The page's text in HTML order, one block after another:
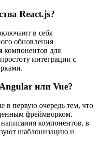
React.js?
в себя
обновления
компонентов для
интеграции с
или Vue?
в первую очередь тем, что
фреймворком.
компонентов, в
шаблонизацию и